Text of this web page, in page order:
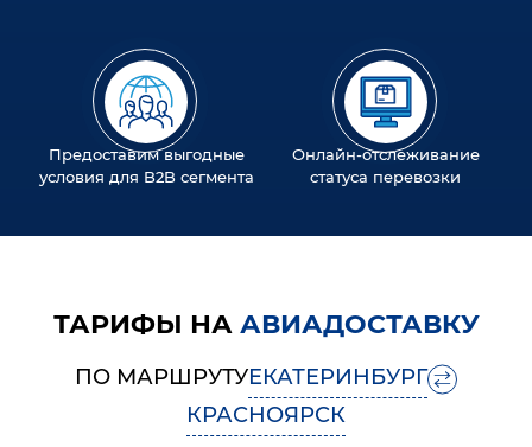
Предоставим выгодные
условия для B2B сегмента
Онлайн-отслеживание
статуса перевозки
ТАРИФЫ НА АВИАДОСТАВКУ
ПО МАРШРУТУЕКАТЕРИНБУРГ
КРАСНОЯРСК